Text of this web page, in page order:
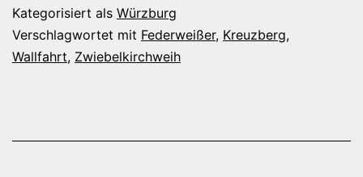
Kategorisiert als Würzburg
Verschlagwortet mit Federweißer, Kreuzberg,
Wallfahrt, Zwiebelkirchweih